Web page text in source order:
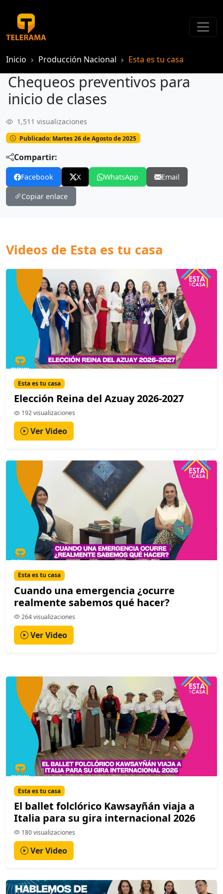
Inicio Producción Nacional Esta es tu casa
Chequeos preventivos para
inicio de clases
Chequeos preventivos para inicio de clases
1,511 visualizaciones
Publicado: Martes 26 de Agosto de 2025
Compartir:
Facebook X WhatsApp Email
Copiar enlace
Videos de Esta es tu casa
Esta es tu casa
Elección Reina del Azuay 2026-2027
192 visualizaciones
Ver Video
Esta es tu casa
Cuando una emergencia ¿ocurre
realmente sabemos qué hacer?
264 visualizaciones
Ver Video
Esta es tu casa
El ballet folclórico Kawsayñán viaja a
Italia para su gira internacional 2026
180 visualizaciones
Ver Video